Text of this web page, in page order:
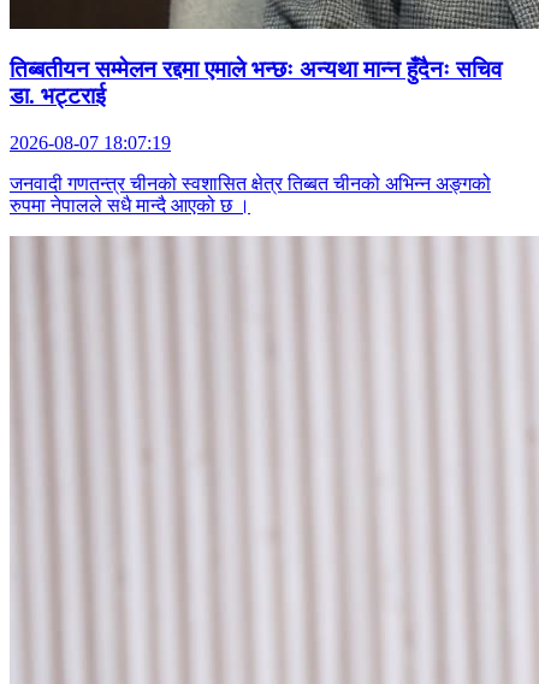
तिब्बतीयन सम्मेलन रद्दमा एमाले भन्छः अन्यथा मान्न हुँदैनः सचिव
डा. भट्टराई
2026-08-07 18:07:19
जनवादी गणतन्त्र चीनको स्वशासित क्षेत्र तिब्बत चीनको अभिन्न अङ्गको
रुपमा नेपालले सधै मान्दै आएको छ ।